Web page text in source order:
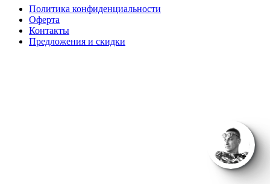
Политика конфиденциальности
Оферта
Контакты
Предложения и скидки